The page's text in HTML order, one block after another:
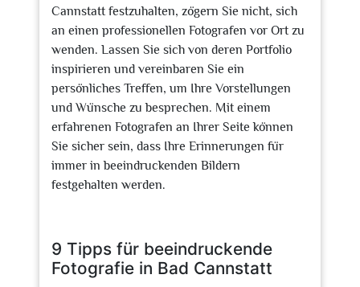
Cannstatt festzuhalten, zögern Sie nicht, sich
an einen professionellen Fotografen vor Ort zu
wenden. Lassen Sie sich von deren Portfolio
inspirieren und vereinbaren Sie ein
persönliches Treffen, um Ihre Vorstellungen
und Wünsche zu besprechen. Mit einem
erfahrenen Fotografen an Ihrer Seite können
Sie sicher sein, dass Ihre Erinnerungen für
immer in beeindruckenden Bildern
festgehalten werden.
9 Tipps für beeindruckende
Fotografie in Bad Cannstatt